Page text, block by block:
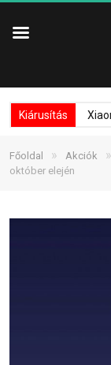
Kiárusítás
Főoldal » Akciók »
október elején